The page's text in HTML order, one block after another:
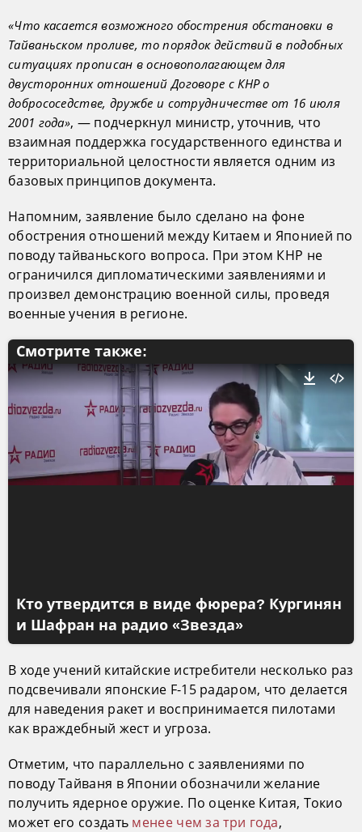
«Что касается возможного обострения обстановки в
Тайваньском проливе, то порядок действий в подобных
ситуациях прописан в основополагающем для
двусторонних отношений Договоре с КНР о
добрососедстве, дружбе и сотрудничестве от 16 июля
2001 года», — подчеркнул министр, уточнив, что
взаимная поддержка государственного единства и
территориальной целостности является одним из
базовых принципов документа.
Напомним, заявление было сделано на фоне
обострения отношений между Китаем и Японией по
поводу тайваньского вопроса. При этом КНР не
ограничился дипломатическими заявлениями и
произвел демонстрацию военной силы, проведя
военные учения в регионе.
Смотрите также:
Кто утвердится в виде фюрера? Кургинян
и Шафран на радио «Звезда»
В ходе учений китайские истребители несколько раз
подсвечивали японские F-15 радаром, что делается
для наведения ракет и воспринимается пилотами
как враждебный жест и угроза.
Отметим, что параллельно с заявлениями по
поводу Тайваня в Японии обозначили желание
получить ядерное оружие. По оценке Китая, Токио
может его создать менее чем за три года,